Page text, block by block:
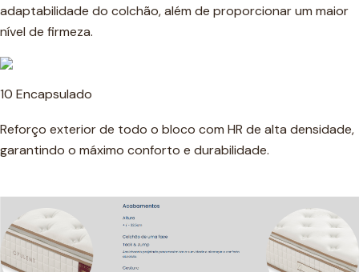
adaptabilidade do colchão, além de proporcionar um maior
nível de firmeza.
10 Encapsulado
Reforço exterior de todo o bloco com HR de alta densidade,
garantindo o máximo conforto e durabilidade.